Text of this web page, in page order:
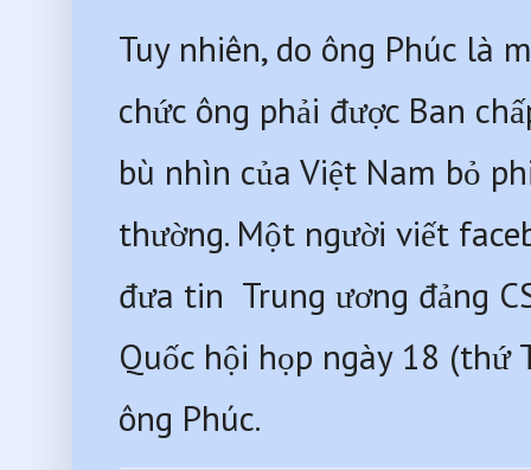
Tuy nhiên, do ông Phúc là
chức ông phải được Ban
bù nhìn của Việt Nam bỏ
thường. Một người viết
đưa tin  Trung ương đảng
Quốc hội họp ngày 18 (thứ
ông Phúc.